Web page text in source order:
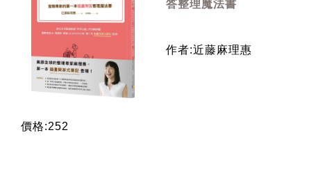
答整理魔法書
作者:近藤麻理惠
價格:252